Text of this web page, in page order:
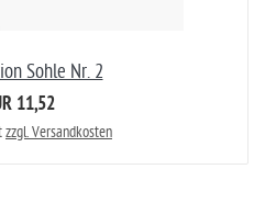
Sohle Nr. 2
11,52
zzgl. Versandkosten